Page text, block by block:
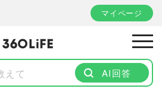
マイページ
AI回答